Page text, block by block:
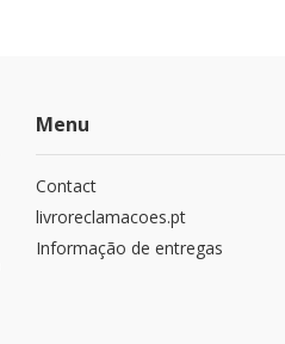
Menu
Contact
livroreclamacoes.pt
Informação de entregas